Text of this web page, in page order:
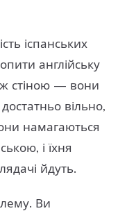
іспанських
англійську
ж стіною — вони
вільно,
намагаються
і їхня
йдуть.
Ви